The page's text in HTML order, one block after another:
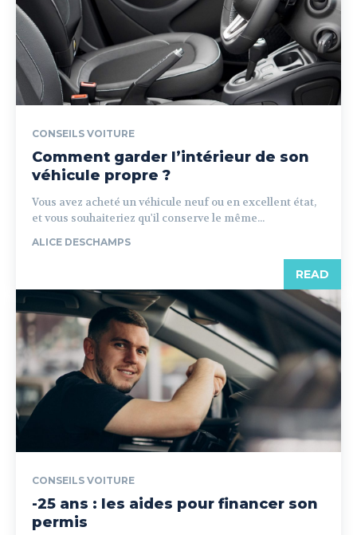
CONSEILS VOITURE
Comment garder l’intérieur de son
véhicule propre ?
Vous avez acheté un véhicule neuf ou en excellent état,
et vous souhaiteriez qu'il conserve le même...
ALICE DESCHAMPS
READ
CONSEILS VOITURE
-25 ans : les aides pour financer son
permis